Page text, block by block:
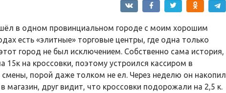
в одном провинциальном городе с моим хорошим
есть «элитные» торговые центры, где одна только
город не был исключением. Собственно сама история,
15к на кроссовки, поэтому устроился кассиром в
порой даже толком не ел. Через неделю он накопил
магазин, друг видит, что кроссовки подорожали на 2,5 к.